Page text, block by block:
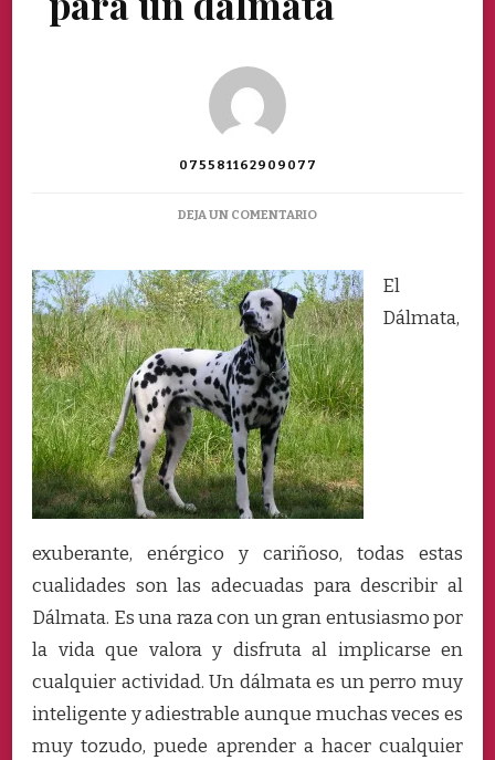
075581162909077
DEJA UN COMENTARIOEN
ALIMENTACIÓN
PARA
UN
DÁLMATA
El
Dálmata,
exuberante, enérgico y cariñoso, todas estas
cualidades son las adecuadas para describir al
Dálmata. Es una raza con un gran entusiasmo por
la vida que valora y disfruta al implicarse en
cualquier actividad. Un dálmata es un perro muy
inteligente y adiestrable aunque muchas veces es
muy tozudo, puede aprender a hacer cualquier